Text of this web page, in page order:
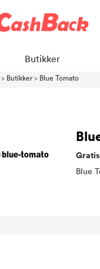
Butikker
> Butikker> Blue Tomato